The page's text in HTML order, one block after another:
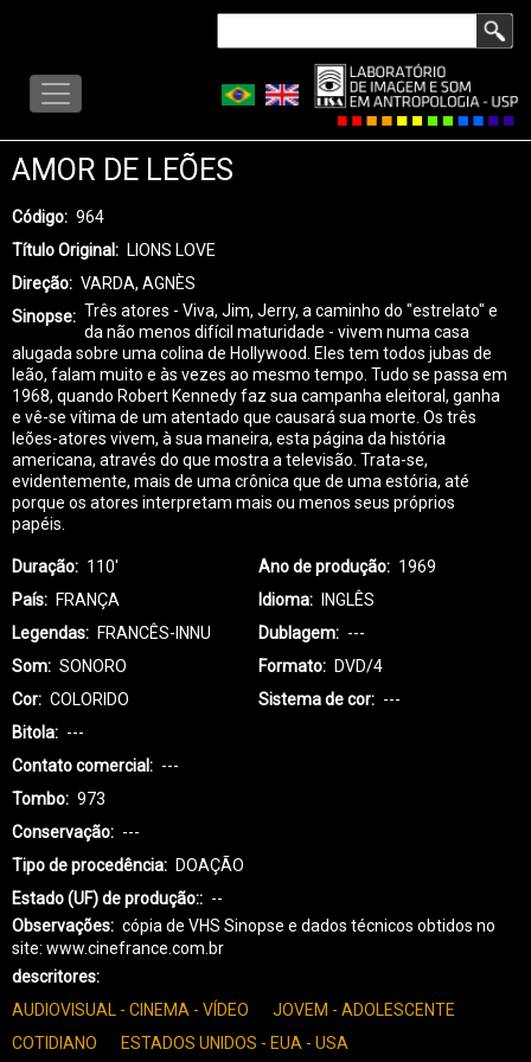
main
content
LISA
MENU
AMOR DE LEÕES
Código
964
Título Original
LIONS LOVE
Direção
VARDA, AGNÈS
Sinopse
Três atores - Viva, Jim, Jerry, a caminho do "estrelato" e
da não menos difícil maturidade - vivem numa casa
alugada sobre uma colina de Hollywood. Eles tem todos jubas de
leão, falam muito e às vezes ao mesmo tempo. Tudo se passa em
1968, quando Robert Kennedy faz sua campanha eleitoral, ganha
e vê-se vítima de um atentado que causará sua morte. Os três
leões-atores vivem, à sua maneira, esta página da história
americana, através do que mostra a televisão. Trata-se,
evidentemente, mais de uma crônica que de uma estória, até
porque os atores interpretam mais ou menos seus próprios
papéis.
Duração 110' Ano de produção
1969
País
FRANÇA Idioma
INGLÊS
Legendas
FRANCÊS-INNU Dublagem
---
Som
SONORO Formato
DVD/4
Cor
COLORIDO Sistema de cor
---
Bitola
---
Contato comercial
---
Tombo
973
Conservação
---
Tipo de procedência
DOAÇÃO
Estado (UF) de produção:
--
Observações
cópia de VHS Sinopse e dados técnicos obtidos no
site: www.cinefrance.com.br
descritores
AUDIOVISUAL - CINEMA - VÍDEO
JOVEM - ADOLESCENTE
COTIDIANO
ESTADOS UNIDOS - EUA - USA